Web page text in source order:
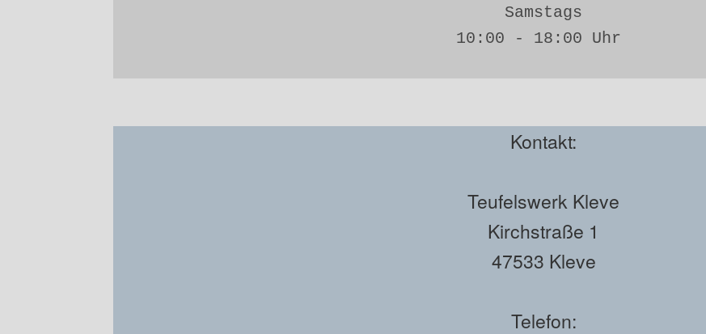
Samstags
10:00 - 18:00 Uhr
Kontakt:
Teufelswerk Kleve
Kirchstraße 1
47533 Kleve
Telefon: